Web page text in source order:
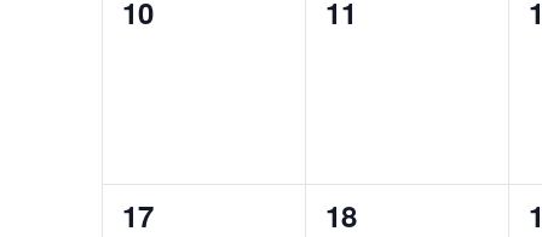
0
10
0
11
0
0
17
0
18
0